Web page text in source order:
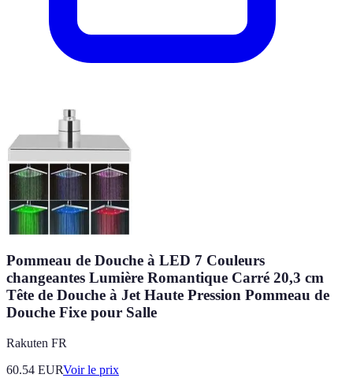
Pommeau de Douche à LED 7 Couleurs
changeantes Lumière Romantique Carré 20,3 cm
Tête de Douche à Jet Haute Pression Pommeau de
Douche Fixe pour Salle
Rakuten FR
60.54 EURVoir le prix